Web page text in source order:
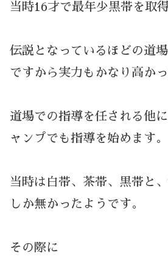
当時16才で最年少黒帯を取得
伝説となっているほどの道
ですから実力もかなり高か
道場での指導を任される他
ャンプでも指導を始めます。
当時は白帯、茶帯、黒帯と
しか無かったようです。
その際に